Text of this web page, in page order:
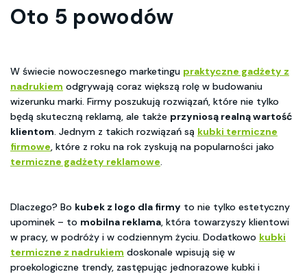
Oto 5 powodów
W świecie nowoczesnego marketingu praktyczne gadżety z
nadrukiem odgrywają coraz większą rolę w budowaniu
wizerunku marki. Firmy poszukują rozwiązań, które nie tylko
będą skuteczną reklamą, ale także przyniosą realną wartość
klientom. Jednym z takich rozwiązań są kubki termiczne
firmowe, które z roku na rok zyskują na popularności jako
termiczne gadżety reklamowe.
Dlaczego? Bo kubek z logo dla firmy to nie tylko estetyczny
upominek – to mobilna reklama, która towarzyszy klientowi
w pracy, w podróży i w codziennym życiu. Dodatkowo kubki
termiczne z nadrukiem doskonale wpisują się w
proekologiczne trendy, zastępując jednorazowe kubki i